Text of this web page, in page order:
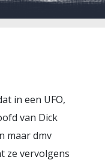
in een UFO,
van Dick
maar dmv
ze vervolgens